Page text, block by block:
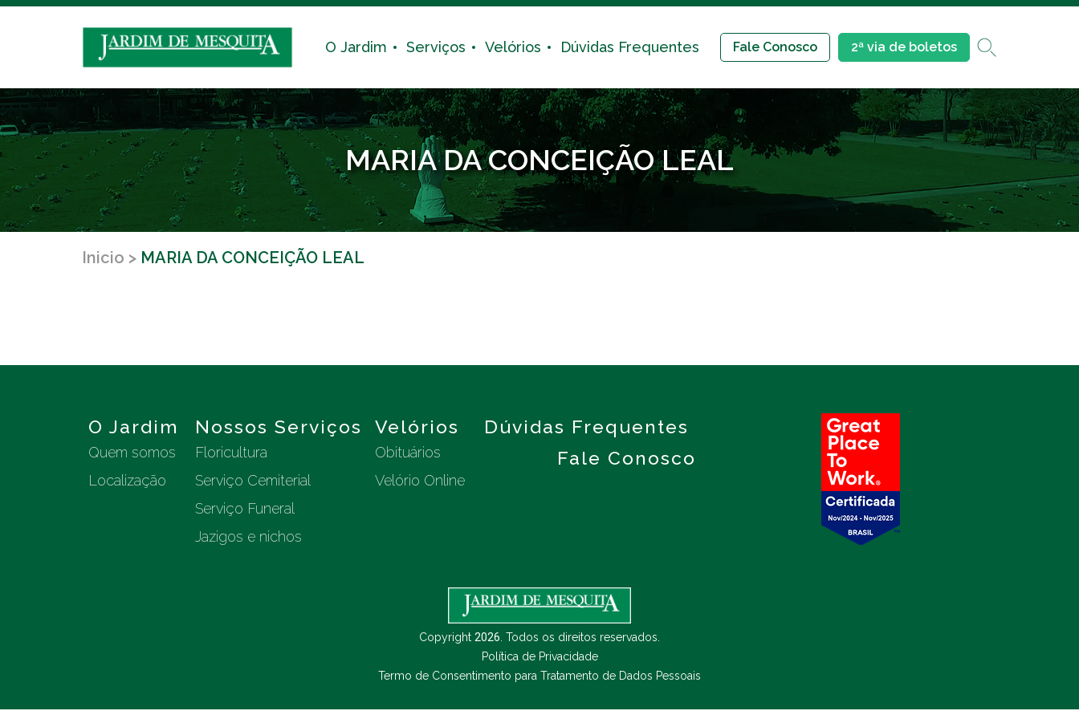
O Jardim Serviços Velórios Dúvidas Frequentes Fale Conosco 2ª via de boletos
MARIA DA CONCEIÇÃO LEAL
Inicio MARIA DA CONCEIÇÃO LEAL
O Jardim
Quem somos
Localização
Nossos Serviços
Floricultura
Serviço Cemiterial
Serviço Funeral
Jazigos e nichos
Velórios
Obituários
Velório Online
Dúvidas Frequentes
Fale Conosco
Copyright 2026 . Todos os direitos reservados.
Política de Privacidade
Termo de Consentimento para Tratamento de Dados Pessoais